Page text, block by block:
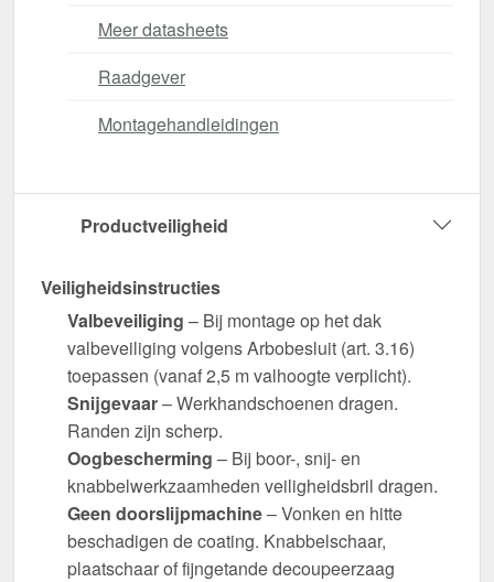
Meer datasheets
Raadgever
Montagehandleidingen
Productveiligheid
Veiligheidsinstructies
Valbeveiliging – Bij montage op het dak
valbeveiliging volgens Arbobesluit (art. 3.16)
toepassen (vanaf 2,5 m valhoogte verplicht).
Snijgevaar– Werkhandschoenen dragen.
Randen zijn scherp.
Oogbescherming – Bij boor-, snij- en
knabbelwerkzaamheden veiligheidsbril dragen.
Geen doorslijpmachine– Vonken en hitte
beschadigen de coating. Knabbelschaar,
plaatschaar of fijngetande decoupeerzaag